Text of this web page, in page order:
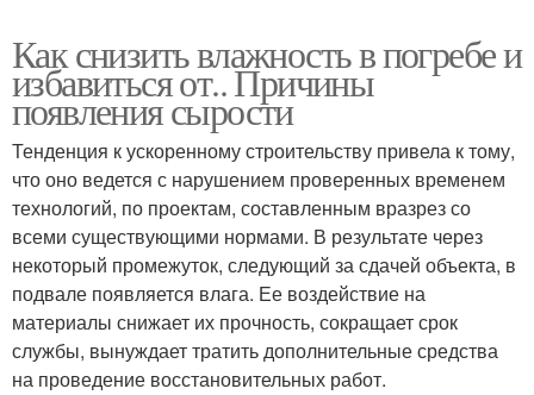
Как снизить влажность в погребе и
избавиться от.. Причины
появления сырости
Тенденция к ускоренному строительству привела к тому,
что оно ведется с нарушением проверенных временем
технологий, по проектам, составленным вразрез со
всеми существующими нормами. В результате через
некоторый промежуток, следующий за сдачей объекта, в
подвале появляется влага. Ее воздействие на
материалы снижает их прочность, сокращает срок
службы, вынуждает тратить дополнительные средства
на проведение восстановительных работ.